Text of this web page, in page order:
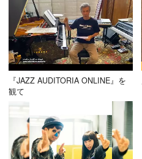
『JAZZ AUDITORIA ONLINE』を
観て